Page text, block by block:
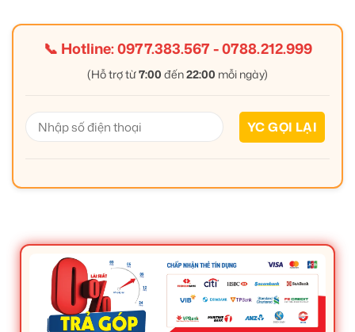
📞 Hotline:0977.383.567-0788.212.999
(Hỗ trợ từ7:00 đến22:00 mỗi ngày)